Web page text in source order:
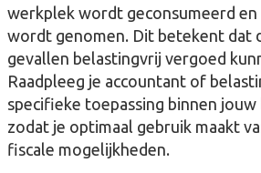
werkplek wordt geconsumeerd en
wordt genomen. Dit betekent dat
gevallen belastingvrij vergoed
Raadpleeg je accountant of
specifieke toepassing binnen jouw
zodat je optimaal gebruik maakt
fiscale mogelijkheden.